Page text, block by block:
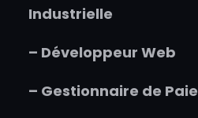
Industrielle
– Développeur Web
– Gestionnaire de Paie